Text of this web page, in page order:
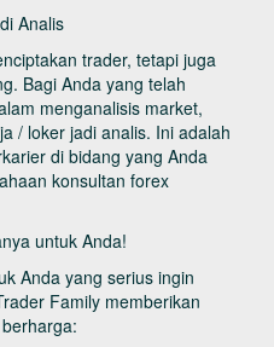
Analis
trader, tetapi juga
Bagi Anda yang telah
menganalisis market,
/ loker jadi analis. Ini adalah
di bidang yang Anda
konsultan forex
untuk Anda!
Anda yang serius ingin
Family memberikan